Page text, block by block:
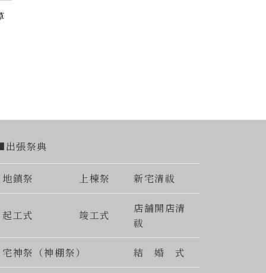
張祭典
地鎮祭 上棟祭 新宅清祓
起工式 竣工式
店舗開店清
祓
宅神祭（神棚祭） 結 婚 式